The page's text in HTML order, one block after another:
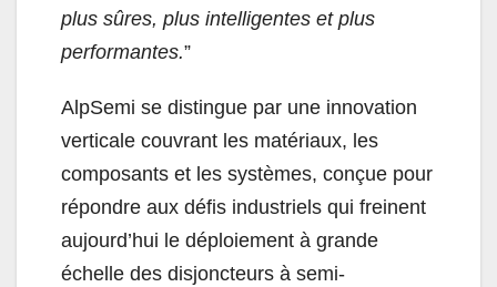
plus sûres, plus intelligentes et plus
performantes.”
AlpSemi se distingue par une innovation
verticale couvrant les matériaux, les
composants et les systèmes, conçue pour
répondre aux défis industriels qui freinent
aujourd’hui le déploiement à grande
échelle des disjoncteurs à semi-